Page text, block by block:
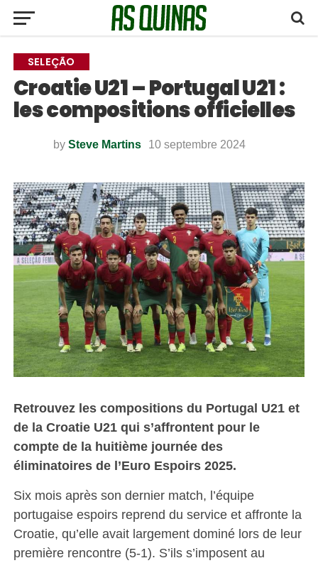
SELEÇÃO
Croatie U21 – Portugal U21 :
les compositions officielles
by Steve Martins 10 septembre 2024
Retrouvez les compositions du Portugal U21 et
de la Croatie U21 qui s’affrontent pour le
compte de la huitième journée des
éliminatoires de l’Euro Espoirs 2025.
Six mois après son dernier match, l’équipe
portugaise espoirs reprend du service et affronte la
Croatie, qu’elle avait largement dominé lors de leur
première rencontre (5-1). S’ils s’imposent au